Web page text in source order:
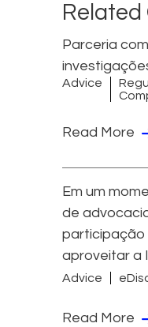
Parceria
Advice
Read More
Em um
de
participação
aproveitar a
Advice
Read More